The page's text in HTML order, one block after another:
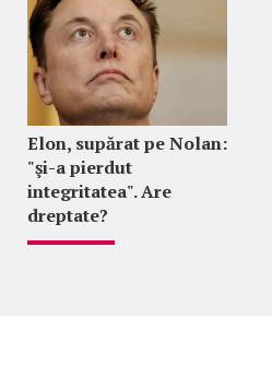
Elon, supărat pe Nolan:
"şi-a pierdut
integritatea". Are
dreptate?